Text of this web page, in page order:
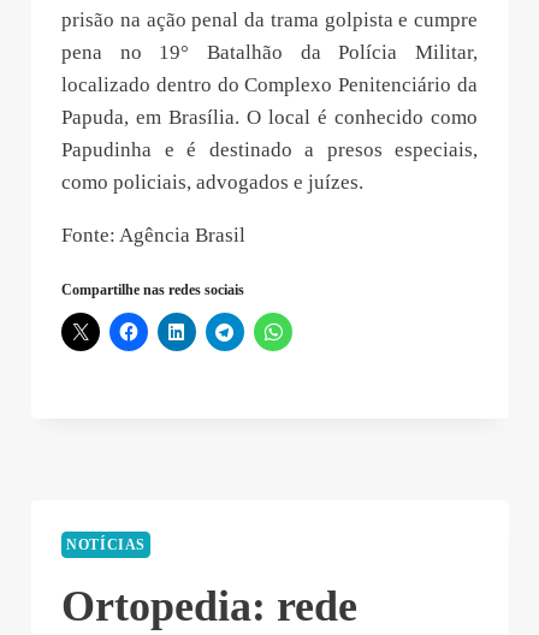
prisão na ação penal da trama golpista e cumpre
pena no 19° Batalhão da Polícia Militar,
localizado dentro do Complexo Penitenciário da
Papuda, em Brasília. O local é conhecido como
Papudinha e é destinado a presos especiais,
como policiais, advogados e juízes.
Fonte: Agência Brasil
Compartilhe nas redes sociais
NOTÍCIAS
Ortopedia: rede